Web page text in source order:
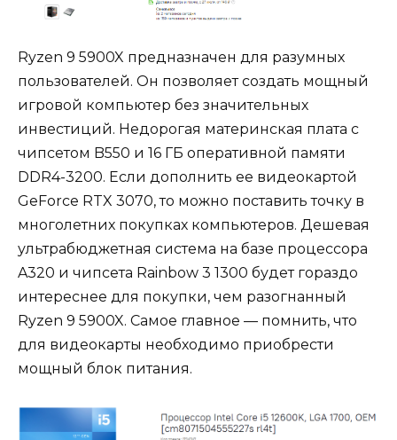
Ryzen 9 5900X предназначен для разумных
пользователей. Он позволяет создать мощный
игровой компьютер без значительных
инвестиций. Недорогая материнская плата с
чипсетом B550 и 16 ГБ оперативной памяти
DDR4-3200. Если дополнить ее видеокартой
GeForce RTX 3070, то можно поставить точку в
многолетних покупках компьютеров. Дешевая
ультрабюджетная система на базе процессора
A320 и чипсета Rainbow 3 1300 будет гораздо
интереснее для покупки, чем разогнанный
Ryzen 9 5900X. Самое главное — помнить, что
для видеокарты необходимо приобрести
мощный блок питания.